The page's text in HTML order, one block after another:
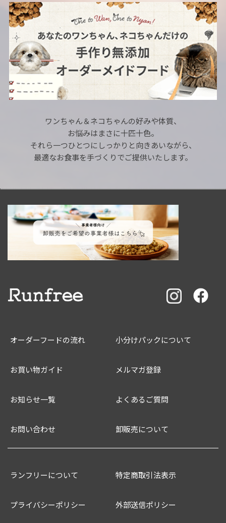
ワンちゃん＆ネコちゃんの好みや体質、
お悩みはまさに十匹十色。
それら一つひとつにしっかりと向きあいながら、
最適なお食事を手づくりでご提供いたします。
オーダーフードの流れ 小分けパックについて
お買い物ガイド メルマガ登録
お知らせ一覧 よくあるご質問
お問い合わせ 卸販売について
ランフリーについて 特定商取引法表示
プライバシーポリシー 外部送信ポリシー